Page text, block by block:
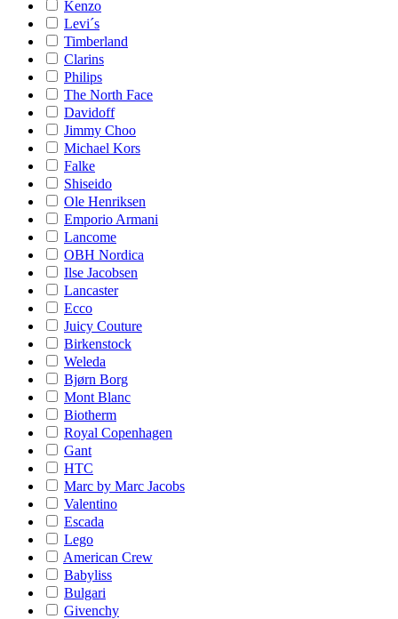
Kenzo
Levi´s
Timberland
Clarins
Philips
The North Face
Davidoff
Jimmy Choo
Michael Kors
Falke
Shiseido
Ole Henriksen
Emporio Armani
Lancome
OBH Nordica
Ilse Jacobsen
Lancaster
Ecco
Juicy Couture
Birkenstock
Weleda
Bjørn Borg
Mont Blanc
Biotherm
Royal Copenhagen
Gant
HTC
Marc by Marc Jacobs
Valentino
Escada
Lego
American Crew
Babyliss
Bulgari
Givenchy